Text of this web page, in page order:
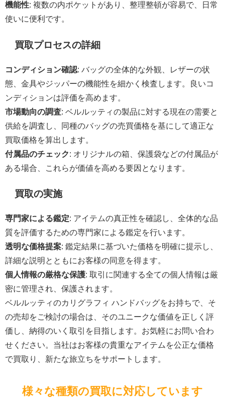
機能性: 複数の内ポケットがあり、整理整頓が容易で、日常
使いに便利です。
買取プロセスの詳細
コンディション確認: バッグの全体的な外観、レザーの状
態、金具やジッパーの機能性を細かく検査します。良いコ
ンディションは評価を高めます。
市場動向の調査: ベルルッティの製品に対する現在の需要と
供給を調査し、同種のバッグの売買価格を基にして適正な
買取価格を算出します。
付属品のチェック: オリジナルの箱、保護袋などの付属品が
ある場合、これらが価値を高める要因となります。
買取の実施
専門家による鑑定: アイテムの真正性を確認し、全体的な品
質を評価するための専門家による鑑定を行います。
透明な価格提案: 鑑定結果に基づいた価格を明確に提示し、
詳細な説明とともにお客様の同意を得ます。
個人情報の厳格な保護: 取引に関連する全ての個人情報は厳
密に管理され、保護されます。
ベルルッティのカリグラフィ ハンドバッグをお持ちで、そ
の売却をご検討の場合は、そのユニークな価値を正しく評
価し、納得のいく取引を目指します。お気軽にお問い合わ
せください。当社はお客様の貴重なアイテムを公正な価格
で買取り、新たな旅立ちをサポートします。
様々な種類の買取に対応しています